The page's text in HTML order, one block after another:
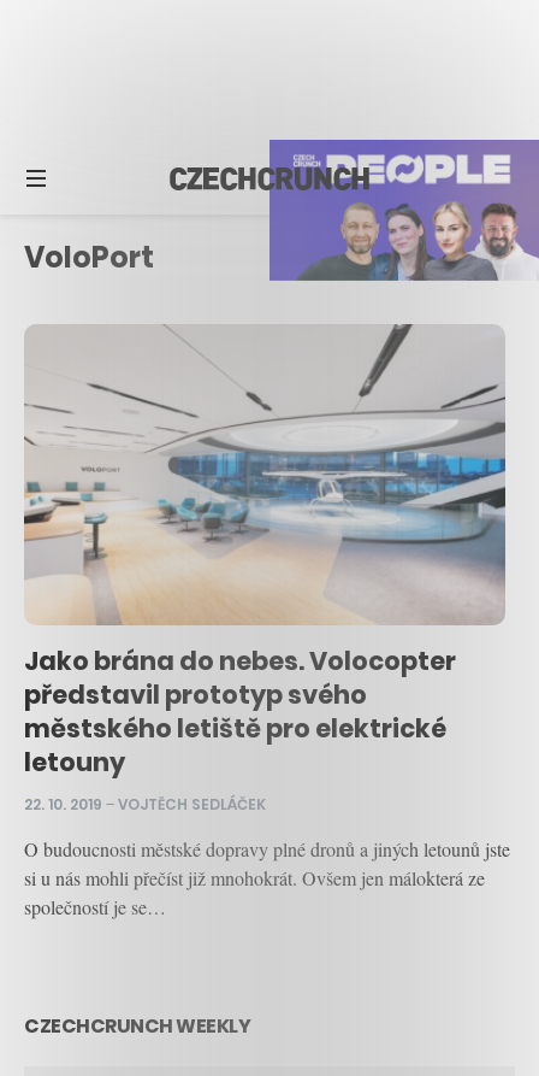
VoloPort
Jako brána do nebes. Volocopter
představil prototyp svého
městského letiště pro elektrické
letouny
22. 10. 2019 –VOJTĚCH SEDLÁČEK
O budoucnosti městské dopravy plné dronů a jiných letounů jste
si u nás mohli přečíst již mnohokrát. Ovšem jen málokterá ze
společností je se…
CZECHCRUNCH WEEKLY